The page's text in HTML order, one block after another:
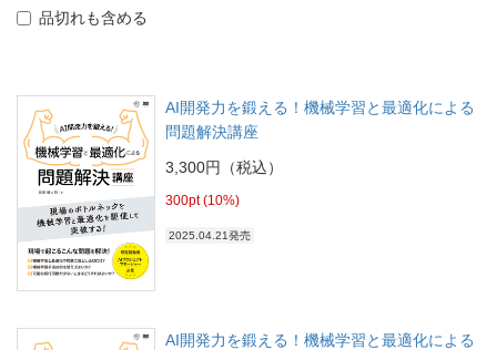
品切れも含める
AI開発力を鍛える！機械学習と最適化による
問題解決講座
3,300円（税込）
300pt (10%)
2025.04.21発売
AI開発力を鍛える！機械学習と最適化による